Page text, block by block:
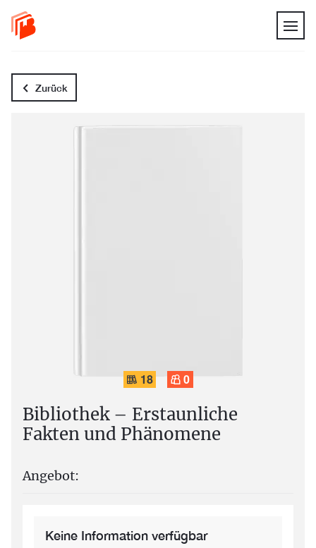
Zurück
18 0
Bibliothek – Erstaunliche
Fakten und Phänomene
Angebot:
Keine Information verfügbar